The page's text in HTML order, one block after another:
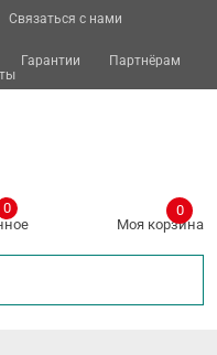
Связаться с нами
Гарантии
Партнёрам
0
Моя корзина
0